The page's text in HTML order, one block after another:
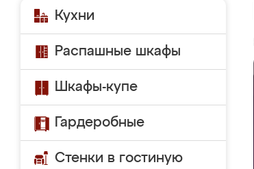
Кухни
Распашные шкафы
Шкафы-купе
Гардеробные
Стенки в гостиную